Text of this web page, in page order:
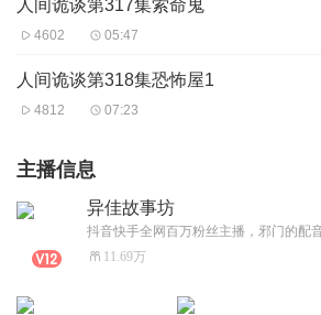
人间诡谈第317集索命鬼
4602 05:47
人间诡谈第318集恐怖屋1
4812 07:23
主播信息
异佳故事坊
11.69万